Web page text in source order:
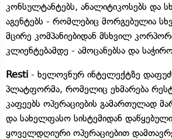
კონსულტანტებს, ანალიტიკოსებს და
აგენტებს - რომლებიც მორგებულია
მცირე კომპანიებიდან მსხვილ
კლიენტებამდე - ამოცანებსა და
Resti - ხელოვნურ ინტელექტზე
პლატფორმა, რომელიც ეხმარება
კაფეებს ოპერაციების გამართულად
და სახელფასო სისტემიდან
ყოველდღიური ოპერაციებით